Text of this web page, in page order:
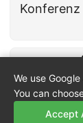
Konferenz
We use
You can
Accept